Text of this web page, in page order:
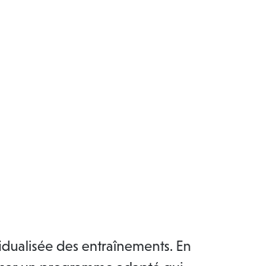
des entraînements. En